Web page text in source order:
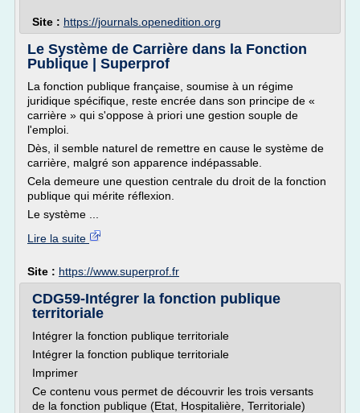
Site : https://journals.openedition.org
Le Système de Carrière dans la Fonction
Publique | Superprof
La fonction publique française, soumise à un régime
juridique spécifique, reste encrée dans son principe de «
carrière » qui s'oppose à priori une gestion souple de
l'emploi.
Dès, il semble naturel de remettre en cause le système de
carrière, malgré son apparence indépassable.
Cela demeure une question centrale du droit de la fonction
publique qui mérite réflexion.
Le système ...
Lire la suite
Site : https://www.superprof.fr
CDG59-Intégrer la fonction publique
territoriale
Intégrer la fonction publique territoriale
Intégrer la fonction publique territoriale
Imprimer
Ce contenu vous permet de découvrir les trois versants
de la fonction publique (Etat, Hospitalière, Territoriale)